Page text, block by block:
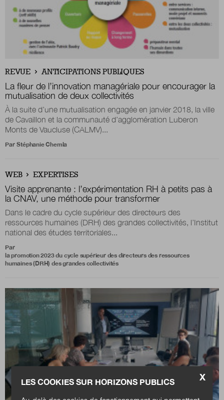
REVUE ANTICIPATIONS PUBLIQUES
La fleur de l’innovation managériale pour encourager la
mutualisation de deux collectivités
À la suite d’une mutualisation engagée en janvier 2018, la ville
de Cavaillon et la communauté d’agglomération Luberon
Monts de Vaucluse (CALMV)...
Par Stéphanie Chemla
WEB EXPERTISES
Visite apprenante : l’expérimentation RH à petits pas à
la CNAV, une méthode pour transformer
Dans le cadre du cycle supérieur des directeurs des
ressources humaines (DRH) des grandes collectivités, l’Institut
national des études territoriales...
Par
la promotion 2023 du cycle supérieur des directeurs des ressources
humaines (DRH) des grandes collectivités
X
LES COOKIES SUR HORIZONS PUBLICS